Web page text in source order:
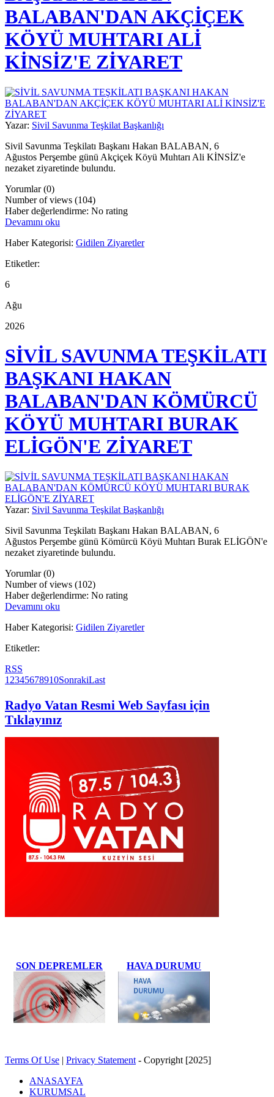
BALABAN'DAN AKÇİÇEK
KÖYÜ MUHTARI ALİ
KİNSİZ'E ZİYARET
Yazar: Sivil Savunma Teşkilat Başkanlığı
Sivil Savunma Teşkilatı Başkanı Hakan BALABAN, 6
Ağustos Perşembe günü Akçiçek Köyü Muhtarı Ali KİNSİZ'e
nezaket ziyaretinde bulundu.
Yorumlar (0)
Number of views (104)
Haber değerlendirme: No rating
Devamını oku
Haber Kategorisi: Gidilen Ziyaretler
Etiketler:
6
Ağu
2026
SİVİL SAVUNMA TEŞKİLATI
BAŞKANI HAKAN
BALABAN'DAN KÖMÜRCÜ
KÖYÜ MUHTARI BURAK
ELİGÖN'E ZİYARET
Yazar: Sivil Savunma Teşkilat Başkanlığı
Sivil Savunma Teşkilatı Başkanı Hakan BALABAN, 6
Ağustos Perşembe günü Kömürcü Köyü Muhtarı Burak ELİGÖN'e
nezaket ziyaretinde bulundu.
Yorumlar (0)
Number of views (102)
Haber değerlendirme: No rating
Devamını oku
Haber Kategorisi: Gidilen Ziyaretler
Etiketler:
RSS
1 2345678910SonrakiLast
Radyo Vatan Resmi Web Sayfası için
Tıklayınız
SON DEPREMLER HAVA DURUMU
Terms Of Use | Privacy Statement- Copyright [2025]
ANASAYFA
KURUMSAL